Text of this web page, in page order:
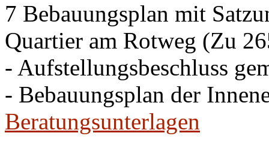
7 Bebauungsplan mit
Quartier am Rotweg (Zu
- Aufstellungsbeschluss
- Bebauungsplan der
Beratungsunterlagen